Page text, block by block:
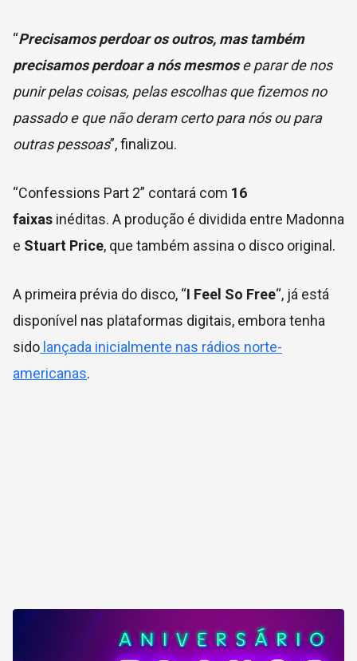
“Precisamos perdoar os outros, mas também
precisamos perdoar a nós mesmose parar de nos
punir pelas coisas, pelas escolhas que fizemos no
passado e que não deram certo para nós ou para
outras pessoas”, finalizou.
“Confessions Part 2” contará com 16
faixas inéditas. A produção é dividida entre Madonna
e Stuart Price, que também assina o disco original.
A primeira prévia do disco, “I Feel So Free“, já está
disponível nas plataformas digitais, embora tenha
sido lançada inicialmente nas rádios norte-
americanas.